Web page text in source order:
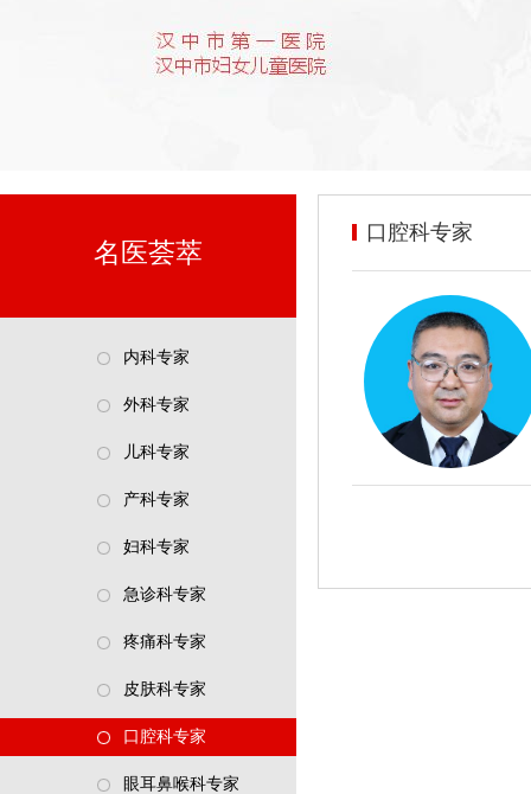
名医荟萃
内科专家
外科专家
儿科专家
产科专家
妇科专家
急诊科专家
疼痛科专家
皮肤科专家
口腔科专家
眼耳鼻喉科专家
口腔科专家